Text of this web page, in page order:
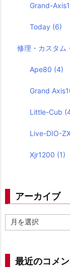
Grand-
Today (6)
修理・カスタム
Ape80 (4)
Grand
Little-Cub
Live-DIO-
Xjr1200 (1)
アーカイブ
ー
ブ 最近のコメ